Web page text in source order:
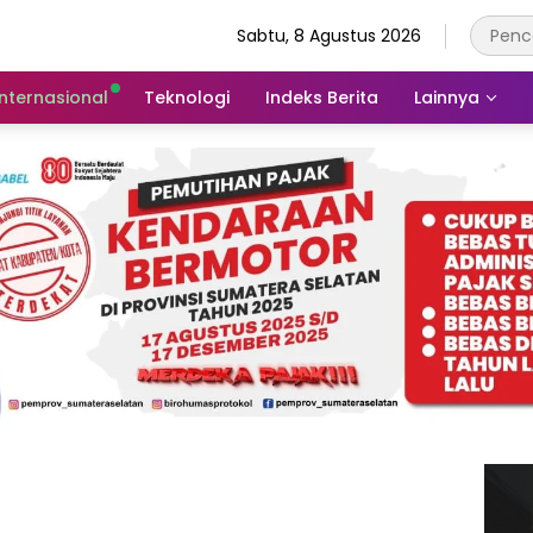
Sabtu, 8 Agustus 2026
Teknologi Indeks Berita Lainnya